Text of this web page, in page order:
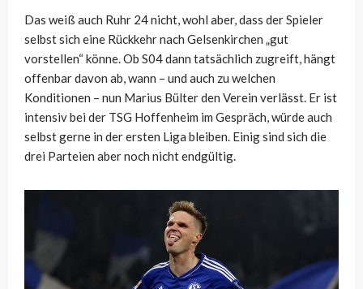
Das weiß auch Ruhr 24 nicht, wohl aber, dass der Spieler
selbst sich eine Rückkehr nach Gelsenkirchen „gut
vorstellen“ könne. Ob S04 dann tatsächlich zugreift, hängt
offenbar davon ab, wann – und auch zu welchen
Konditionen – nun Marius Bülter den Verein verlässt. Er ist
intensiv bei der TSG Hoffenheim im Gespräch, würde auch
selbst gerne in der ersten Liga bleiben. Einig sind sich die
drei Parteien aber noch nicht endgültig.